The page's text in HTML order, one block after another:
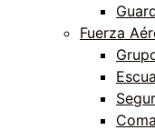
Fuerza